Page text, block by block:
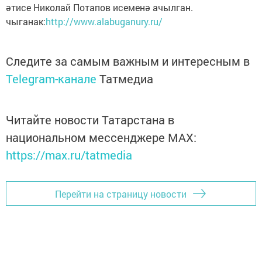
әтисе Николай Потапов исеменә ачылган.
чыганак:http://www.alabuganury.ru/
Следите за самым важным и интересным в
Telegram-канале Татмедиа
Читайте новости Татарстана в
национальном мессенджере MАХ:
https://max.ru/tatmedia
Перейти на страницу новости